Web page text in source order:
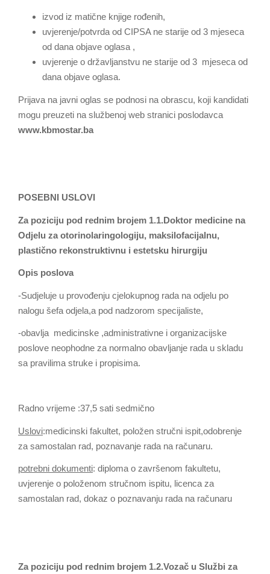
izvod iz matične knjige rođenih,
uvjerenje/potvrda od CIPSA ne starije od 3 mjeseca
od dana objave oglasa ,
uvjerenje o državljanstvu ne starije od 3 mjeseca od
dana objave oglasa.
Prijava na javni oglas se podnosi na obrascu, koji kandidati
mogu preuzeti na službenoj web stranici poslodavca
www.kbmostar.ba
POSEBNI USLOVI
Za poziciju pod rednim brojem 1.1.Doktor medicine na
Odjelu za otorinolaringologiju, maksilofacijalnu,
plastično rekonstruktivnu i estetsku hirurgiju
Opis poslova
-Sudjeluje u provođenju cjelokupnog rada na odjelu po
nalogu šefa odjela,a pod nadzorom specijaliste,
-obavlja medicinske ,administrativne i organizacijske
poslove neophodne za normalno obavljanje rada u skladu
sa pravilima struke i propisima.
Radno vrijeme :37,5 sati sedmično
Uslovi:medicinski fakultet, položen stručni ispit,odobrenje
za samostalan rad, poznavanje rada na računaru.
potrebni dokumenti: diploma o završenom fakultetu,
uvjerenje o položenom stručnom ispitu, licenca za
samostalan rad, dokaz o poznavanju rada na računaru
Za poziciju pod rednim brojem 1.2.Vozač u Službi za